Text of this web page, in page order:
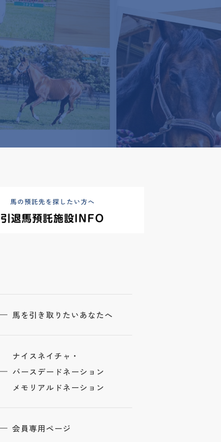
馬を引き取りたいあなたへ
ナイスネイチャ・
バースデードネーション
メモリアルドネーション
会員専用ページ